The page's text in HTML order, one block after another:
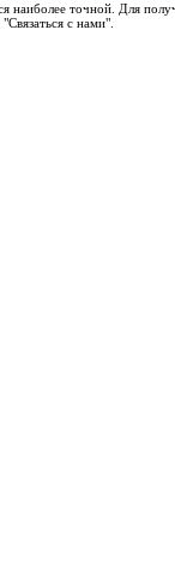
наиболее точной. Для
с нами".